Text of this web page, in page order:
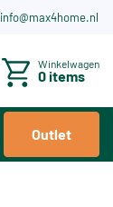
info@max4home.nl
Winkelwagen
0 items
Outlet